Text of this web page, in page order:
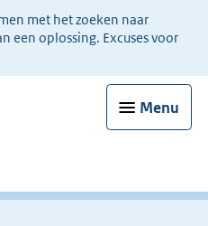
met het zoeken naar
een oplossing. Excuses voor
Menu